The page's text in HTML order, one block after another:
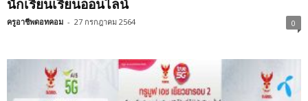
นักเรียนเรียนออนไลน์
ครูอาชีพดอทคอม - 27 กรกฎาคม 2564 0